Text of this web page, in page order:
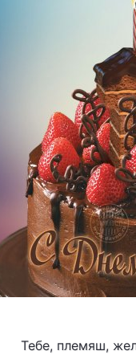
Тебе, племяш,